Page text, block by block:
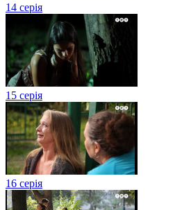
14 серія
15 серія
16 серія